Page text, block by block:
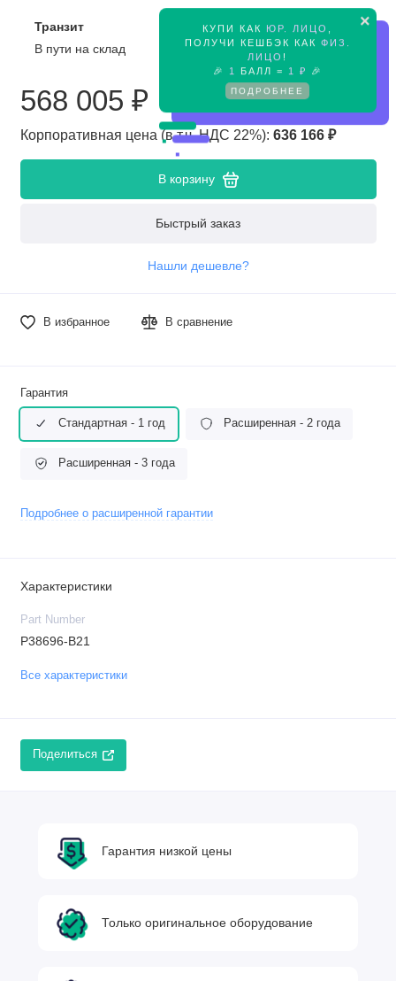
×
КУПИ КАК ЮР. ЛИЦО
ПОЛУЧИ КЕШБЭК КАК ФИЗ.
ЛИЦО !
🎉
1 БАЛЛ = 1 ₽ 🎉
ПОДРОБНЕЕ
Транзит
Предзаказ
В пути на склад
568 005 ₽
Корпоративная цена (в т.ч. НДС 22%): 636 166 ₽
В корзину
Быстрый заказ
Нашли дешевле?
В избранное В сравнение
Гарантия
Стандартная - 1 год Расширенная - 2 года
Расширенная - 3 года
Подробнее о расширенной гарантии
Характеристики
Part Number
P38696-B21
Все характеристики
Поделиться
Гарантия низкой цены
Только оригинальное оборудование